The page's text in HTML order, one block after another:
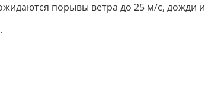
порывы ветра до 25 м/с, дожди